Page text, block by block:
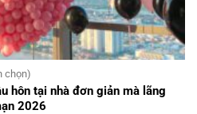
chọn)
hôn tại nhà đơn giản mà lãng
2026